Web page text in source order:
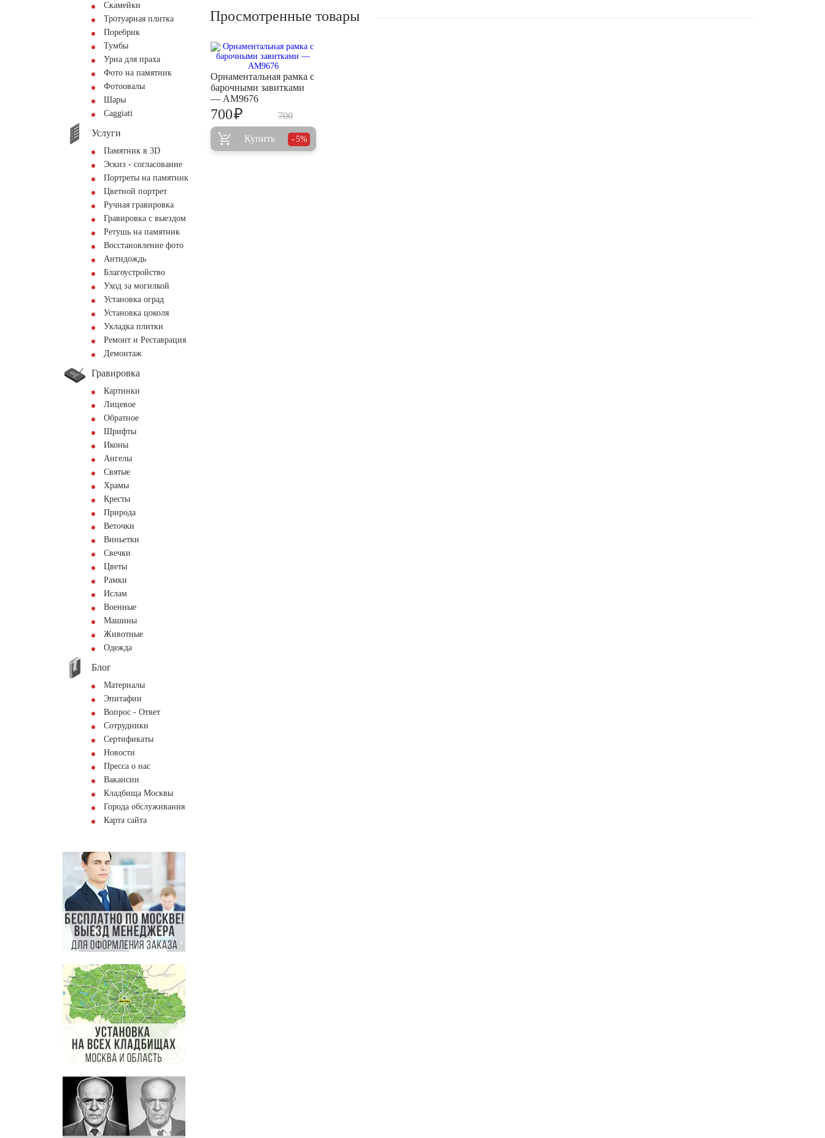
Скамейки
Тротуарная плитка
Поребрик
Тумбы
Урна для праха
Фото на памятник
Фотоовалы
Шары
Сaggiati
Услуги
Памятник в 3D
Эскиз - согласование
Портреты на памятник
Цветной портрет
Ручная гравировка
Гравировка с выездом
Ретушь на памятник
Восстановление фото
Антидождь
Благоустройство
Уход за могилкой
Установка оград
Установка цоколя
Укладка плитки
Ремонт и Реставрация
Демонтаж
Гравировка
Картинки
Лицевое
Обратное
Шрифты
Иконы
Ангелы
Святые
Храмы
Кресты
Природа
Веточки
Виньетки
Свечки
Цветы
Рамки
Ислам
Военные
Машины
Животные
Одежда
Блог
Материалы
Эпитафии
Вопрос - Ответ
Сотрудники
Сертификаты
Новости
Пресса о нас
Вакансии
Кладбища Москвы
Города обслуживания
Карта сайта
Просмотренные товары
Орнаментальная рамка с
барочными завитками
— AM9676
700
700₽
Купить 5%